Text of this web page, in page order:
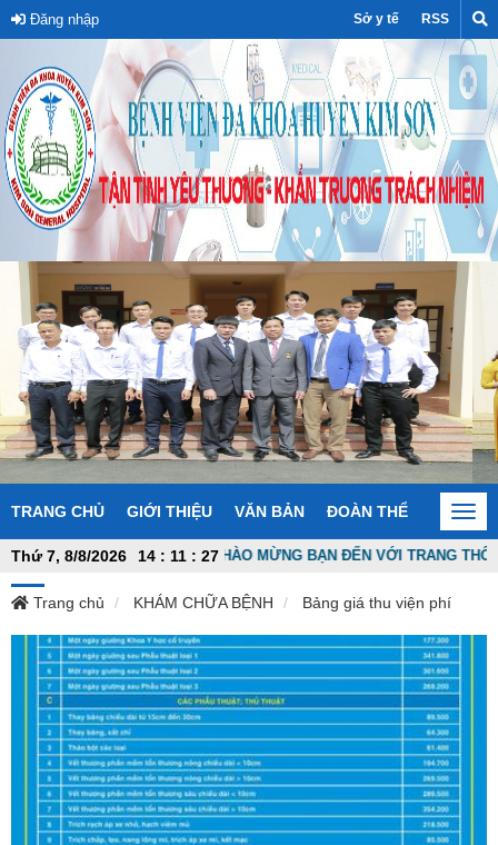
Đăng nhập Sở y tế RSS
TRANG CHỦ GIỚI THIỆU VĂN BẢN ĐOÀN THỂ TIN TỨC
Thứ 7, 8/8/2026
14 : 11 : 28
CHÀO MỪNG BẠN ĐẾN VỚI TRANG THÔNG
Trang chủ KHÁM CHỮA BỆNH Bảng giá thu viện phí